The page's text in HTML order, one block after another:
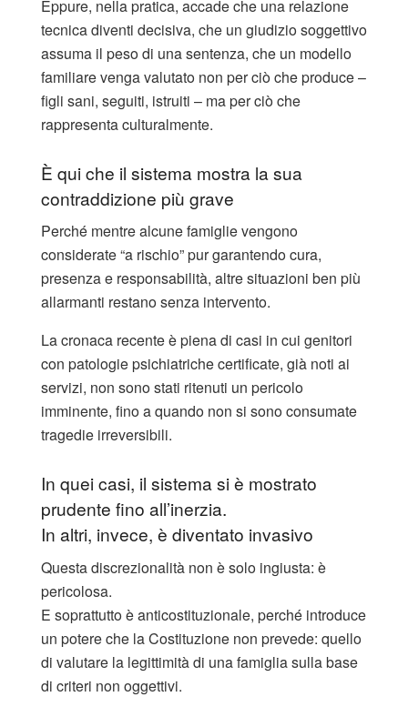
Eppure, nella pratica, accade che una relazione
tecnica diventi decisiva, che un giudizio soggettivo
assuma il peso di una sentenza, che un modello
familiare venga valutato non per ciò che produce –
figli sani, seguiti, istruiti – ma per ciò che
rappresenta culturalmente.
È qui che il sistema mostra la sua
contraddizione più grave
Perché mentre alcune famiglie vengono
considerate “a rischio” pur garantendo cura,
presenza e responsabilità, altre situazioni ben più
allarmanti restano senza intervento.
La cronaca recente è piena di casi in cui genitori
con patologie psichiatriche certificate, già noti ai
servizi, non sono stati ritenuti un pericolo
imminente, fino a quando non si sono consumate
tragedie irreversibili.
In quei casi, il sistema si è mostrato
prudente fino all’inerzia.
In altri, invece, è diventato invasivo
Questa discrezionalità non è solo ingiusta: è
pericolosa.
E soprattutto è anticostituzionale, perché introduce
un potere che la Costituzione non prevede: quello
di valutare la legittimità di una famiglia sulla base
di criteri non oggettivi.